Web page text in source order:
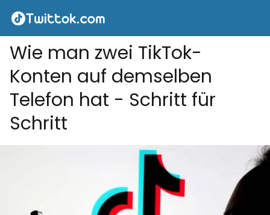
Wie man zwei TikTok-
Konten auf demselben
Telefon hat - Schritt für
Schritt